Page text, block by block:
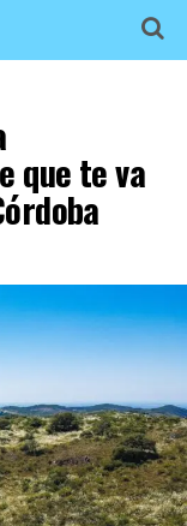
que te va